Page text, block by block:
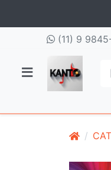
(11) 9